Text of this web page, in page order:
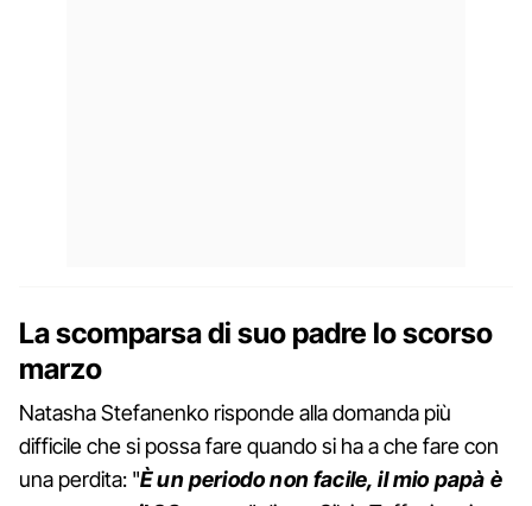
La scomparsa di suo padre lo scorso
marzo
Natasha Stefanenko risponde alla domanda più
difficile che si possa fare quando si ha a che fare con
una perdita: "È un periodo non facile, il mio papà è